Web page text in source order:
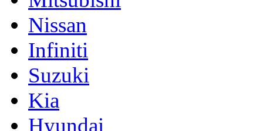
Nissan
Infiniti
Suzuki
Kia
Hyundai